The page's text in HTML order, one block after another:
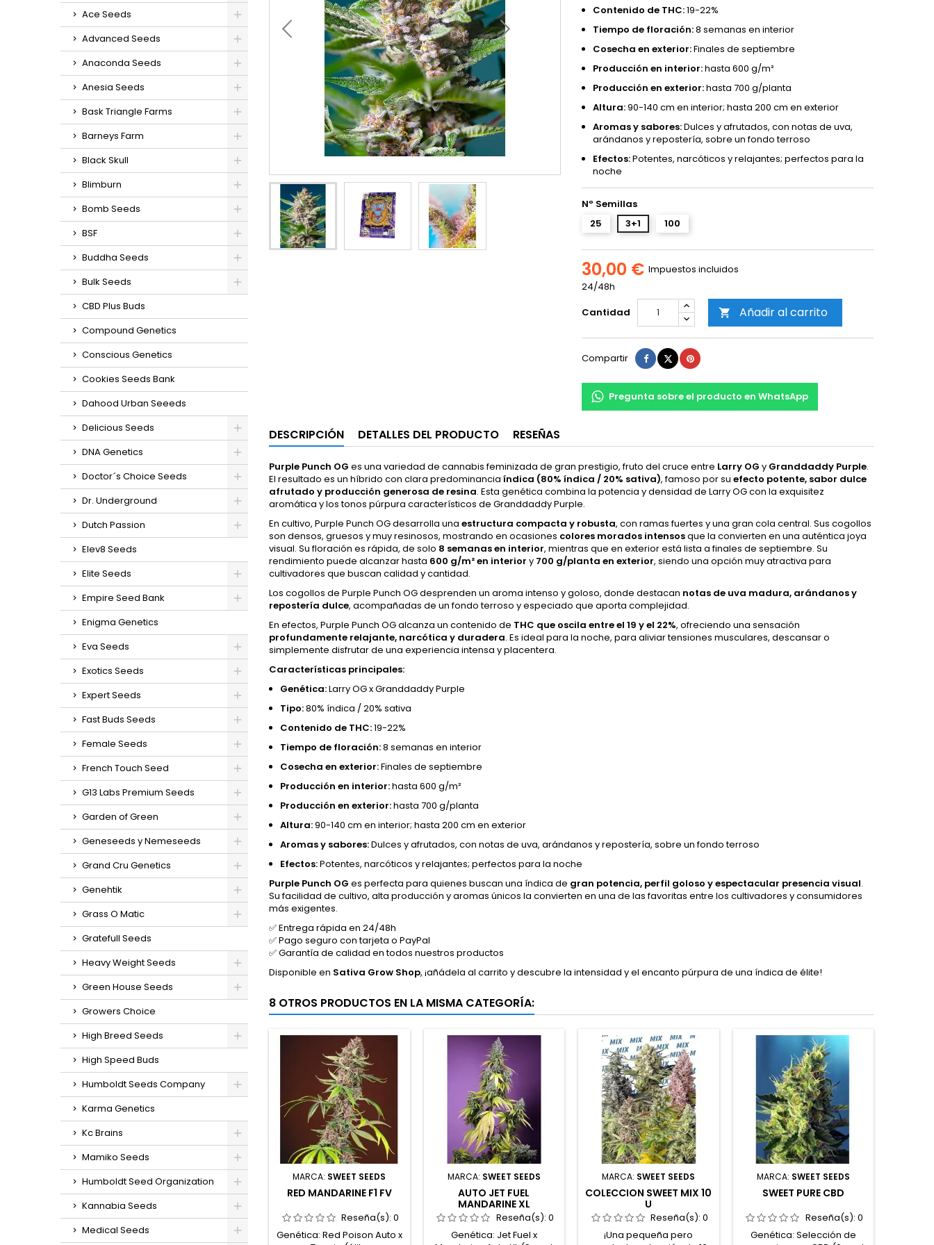
Ace Seeds
Advanced Seeds
Anaconda Seeds
Anesia Seeds
Bask Triangle Farms
Barneys Farm
Black Skull
Blimburn
Bomb Seeds
BSF
Buddha Seeds
Bulk Seeds
CBD Plus Buds
Compound Genetics
Conscious Genetics
Cookies Seeds Bank
Dahood Urban Seeeds
Delicious Seeds
DNA Genetics
Doctor´s Choice Seeds
Dr. Underground
Dutch Passion
Elev8 Seeds
Elite Seeds
Empire Seed Bank
Enigma Genetics
Eva Seeds
Exotics Seeds
Expert Seeds
Fast Buds Seeds
Female Seeds
French Touch Seed
G13 Labs Premium Seeds
Garden of Green
Geneseeds y Nemeseeds
Grand Cru Genetics
Genehtik
Grass O Matic
Gratefull Seeds
Heavy Weight Seeds
Green House Seeds
Growers Choice
High Breed Seeds
High Speed Buds
Humboldt Seeds Company
Karma Genetics
Kc Brains
Mamiko Seeds
Humboldt Seed Organization
Kannabia Seeds
Medical Seeds
Contenido de THC:19-22%
Tiempo de floración:8 semanas en interior
Cosecha en exterior:Finales de septiembre
Producción en interior:hasta 600 g/m²
Producción en exterior:hasta 700 g/planta
Altura:90-140 cm en interior; hasta 200 cm en exterior
Aromas y sabores:Dulces y afrutados, con notas de uva,
arándanos y repostería, sobre un fondo terroso
Efectos:Potentes, narcóticos y relajantes; perfectos para la
noche
Nº Semillas
25
3+1 100
30,00 € Impuestos incluidos
24/48h
Cantidad
 Añadir al carrito
Compartir Compartir
TuitearPinterest
Pregunta sobre el producto en WhatsApp
DESCRIPCIÓN DETALLES DEL PRODUCTO RESEÑAS
Purple Punch OG es una variedad de cannabis feminizada de gran prestigio, fruto del cruce entre Larry OG y Granddaddy Purple.
El resultado es un híbrido con clara predominancia índica (80% índica / 20% sativa), famoso por su efecto potente, sabor dulce
afrutado y producción generosa de resina. Esta genética combina la potencia y densidad de Larry OG con la exquisitez
aromática y los tonos púrpura característicos de Granddaddy Purple.
En cultivo, Purple Punch OG desarrolla una estructura compacta y robusta, con ramas fuertes y una gran cola central. Sus cogollos
son densos, gruesos y muy resinosos, mostrando en ocasiones colores morados intensosque la convierten en una auténtica joya
visual. Su floración es rápida, de solo 8 semanas en interior, mientras que en exterior está lista a finales de septiembre. Su
rendimiento puede alcanzar hasta 600 g/m² en interior y 700 g/planta en exterior, siendo una opción muy atractiva para
cultivadores que buscan calidad y cantidad.
Los cogollos de Purple Punch OG desprenden un aroma intenso y goloso, donde destacan notas de uva madura, arándanos y
repostería dulce, acompañadas de un fondo terroso y especiado que aporta complejidad.
En efectos, Purple Punch OG alcanza un contenido de THC que oscila entre el 19 y el 22%, ofreciendo una sensación
profundamente relajante, narcótica y duradera. Es ideal para la noche, para aliviar tensiones musculares, descansar o
simplemente disfrutar de una experiencia intensa y placentera.
Características principales:
Genética:Larry OG x Granddaddy Purple
Tipo:80% índica / 20% sativa
Contenido de THC:19-22%
Tiempo de floración:8 semanas en interior
Cosecha en exterior:Finales de septiembre
Producción en interior:hasta 600 g/m²
Producción en exterior:hasta 700 g/planta
Altura:90-140 cm en interior; hasta 200 cm en exterior
Aromas y sabores:Dulces y afrutados, con notas de uva, arándanos y repostería, sobre un fondo terroso
Efectos:Potentes, narcóticos y relajantes; perfectos para la noche
Purple Punch OG es perfecta para quienes buscan una índica de gran potencia, perfil goloso y espectacular presencia visual.
Su facilidad de cultivo, alta producción y aromas únicos la convierten en una de las favoritas entre los cultivadores y consumidores
más exigentes.
✅ Entrega rápida en 24/48h
✅ Pago seguro con tarjeta o PayPal
✅ Garantía de calidad en todos nuestros productos
Disponible en Sativa Grow Shop, ¡añádela al carrito y descubre la intensidad y el encanto púrpura de una índica de élite!
8 OTROS PRODUCTOS EN LA MISMA CATEGORÍA:
MARCA: SWEET SEEDS
RED MANDARINE F1 FV
Reseña(s):0
Genética: Red Poison Auto x
MARCA: SWEET SEEDS
AUTO JET FUEL
MANDARINE XL
Reseña(s): 0
Genética: Jet Fuel x
MARCA: SWEET SEEDS
COLECCION SWEET MIX 10
U
Reseña(s):0
¡Una pequeña pero
MARCA: SWEET SEEDS
SWEET PURE CBD
Reseña(s): 0
Genética: Selección de